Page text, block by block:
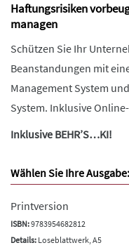
Haftungsrisiken
managen
Schützen Sie Ihr
Beanstandungen mit
Management System
System. Inklusive
Inklusive BEHR’S…KI!
Wählen Sie Ihre Ausgabe:
Printversion
ISBN:9783954682812
Details: Loseblattwerk, A5